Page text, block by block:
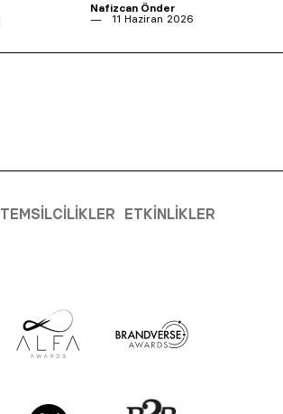
Nafizcan Önder
11 Haziran 2026
TEMSILCILIKLER ETKINLIKLER